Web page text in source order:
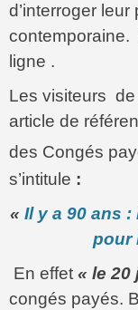
d’interroger
contemporaine.
ligne .
Les visiteurs
article de
des Congés
s’intitule :
« Il y a 90 ans
pour
En effet « le 20
congés payés.